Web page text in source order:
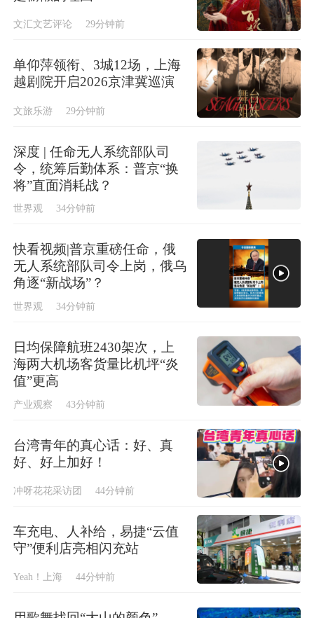
文汇文艺评论 29分钟前
单仰萍领衔、3城12场，上海
越剧院开启2026京津冀巡演
文旅乐游 29分钟前
深度 | 任命无人系统部队司
令，统筹后勤体系：普京“换
将”直面消耗战？
世界观 34分钟前
快看视频|普京重磅任命，俄
无人系统部队司令上岗，俄乌
角逐“新战场”？
世界观 34分钟前
日均保障航班2430架次，上
海两大机场客货量比机坪“炎
值”更高
产业观察 43分钟前
台湾青年的真心话：好、真
好、好上加好！
冲呀花花采访团 44分钟前
车充电、人补给，易捷“云值
守”便利店亮相闪充站
Yeah！上海 44分钟前